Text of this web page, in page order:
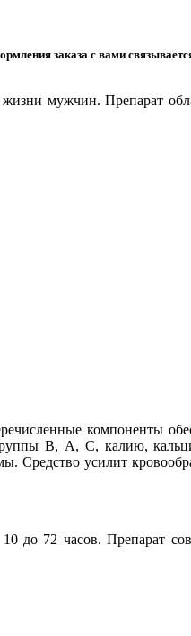
заказа с вами
мужчин. Препарат
компоненты
В, А, С, калию,
Средство усилит
до 72 часов. Препарат